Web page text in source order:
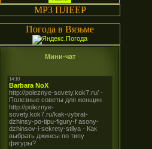
MP3 ПЛЕЕР
Погода в Вязьме
Мини-чат